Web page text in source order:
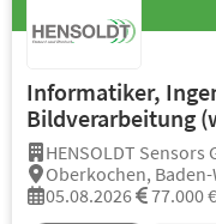
Informatiker,
Bildverarbeitung
HENSOLDT Sensors
Oberkochen,
05.08.2026
77.000